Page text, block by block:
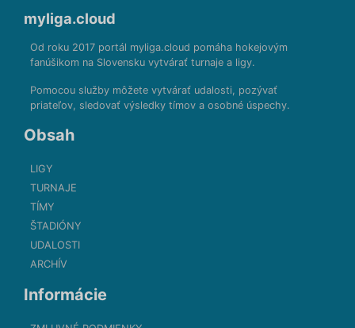
myliga.cloud
Od roku 2017 portál myliga.cloud pomáha hokejovým
fanúšikom na Slovensku vytvárať turnaje a ligy.
Pomocou služby môžete vytvárať udalosti, pozývať
priateľov, sledovať výsledky tímov a osobné úspechy.
Obsah
LIGY
TURNAJE
TÍMY
ŠTADIÓNY
UDALOSTI
ARCHÍV
Informácie